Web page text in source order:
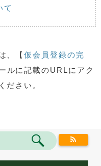
て
、【仮会員登録の完
ルに記載のURLにアク
ださい。